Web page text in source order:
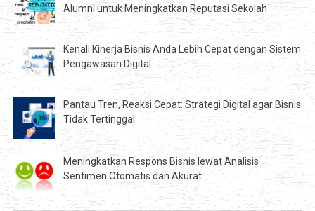
Alumni untuk Meningkatkan Reputasi Sekolah
Kenali Kinerja Bisnis Anda Lebih Cepat dengan Sistem
Pengawasan Digital
Pantau Tren, Reaksi Cepat: Strategi Digital agar Bisnis
Tidak Tertinggal
Meningkatkan Respons Bisnis lewat Analisis
Sentimen Otomatis dan Akurat